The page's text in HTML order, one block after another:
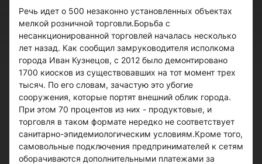
Речь идет о 500 незаконно установленных объектах
мелкой розничной торговли.Борьба с
несанкционированной торговлей началась несколько
лет назад. Как сообщил замруководителя исполкома
города Иван Кузнецов, с 2012 было демонтировано
1700 киосков из существовавших на тот момент трех
тысяч. По его словам, зачастую это убогие
сооружения, которые портят внешний облик города.
При этом 70 процентов из них - продуктовые, и
торговля в таком формате нередко не соответствует
санитарно-эпидемиологическим условиям.Кроме того,
самовольные подключения предпринимателей к сетям
оборачиваются дополнительными платежами за